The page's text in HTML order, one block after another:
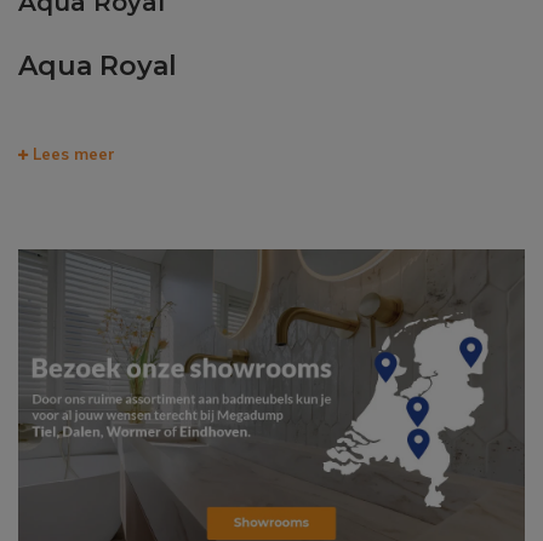
Aqua Royal
Lees meer